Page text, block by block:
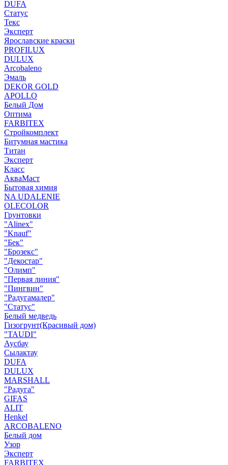
DUFA
Статус
Текс
Эксперт
Ярославские краски
PROFILUX
DULUX
Arcobaleno
Эмаль
DEKOR GOLD
APOLLO
Белый Дом
Оптима
FARBITEX
Стройкомплект
Битумная мастика
Титан
Эксперт
Класс
АкваМаст
Бытовая химия
NA UDALENIE
OLECOLOR
Грунтовки
"Alinex"
"Knauf"
"Бек"
"Брозекс"
"Декостар"
"Олимп"
"Первая линия"
"Пингвин"
"Радугамалер"
"Статус"
Белый медведь
Гизогрунт(Красивый дом)
"TAUDI"
Аусбау
Сылактау
DUFA
DULUX
MARSHALL
"Радуга"
GIFAS
ALIT
Henkel
ARCOBALENO
Белый дом
Узор
Эксперт
FARBITEX